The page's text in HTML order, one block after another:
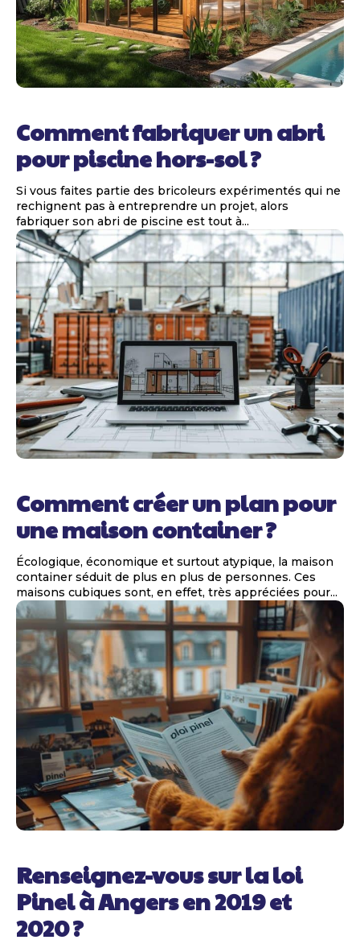
Comment fabriquer un abri
pour piscine hors-sol ?
Si vous faites partie des bricoleurs expérimentés qui ne
rechignent pas à entreprendre un projet, alors
fabriquer son abri de piscine est tout à...
Comment créer un plan pour
une maison container ?
Écologique, économique et surtout atypique, la maison
container séduit de plus en plus de personnes. Ces
maisons cubiques sont, en effet, très appréciées pour...
Renseignez-vous sur la loi
Pinel à Angers en 2019 et
2020 ?